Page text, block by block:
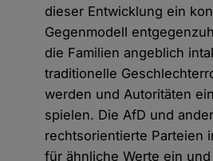
dieser Entwicklung ein
Gegenmodell
die Familien angeblich
traditionelle
werden und Autoritäten
spielen. Die AfD und
rechtsorientierte Parteien
für ähnliche Werte ein